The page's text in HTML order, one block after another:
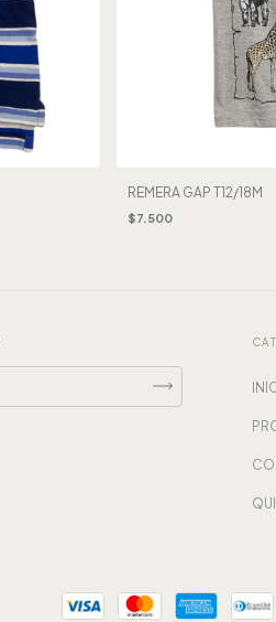
REMERA GAP T12/18M
$7.500